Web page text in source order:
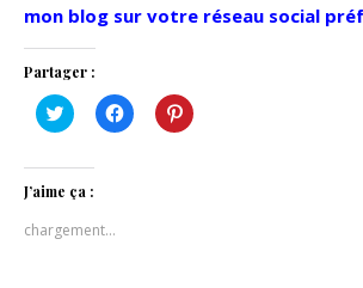
mon blog sur votre réseau social
Partager :
Cliquez
pour
Twitter(ouvre
dans
une
fenêtre)
Cliquez
pour
Cliquez
pour
J’aime ça :
chargement…